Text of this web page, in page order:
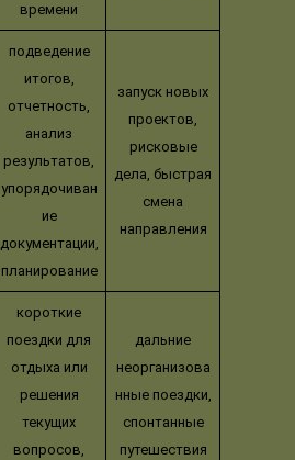
времени
подведение
итогов,
отчетность,
анализ
результатов,
упорядочиван
ие
документации,
планирование
запуск новых
проектов,
рисковые
дела, быстрая
смена
направления
короткие
поездки для
отдыха или
решения
текущих
вопросов,
дальние
неорганизова
нные поездки,
спонтанные
путешествия